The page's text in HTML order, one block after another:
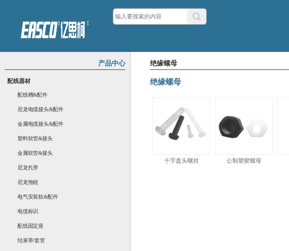
产品中心
配线器材
配线槽&配件
尼龙电缆接头&配件
金属电缆接头&配件
塑料软管&接头
金属软管&接头
尼龙扎带
尼龙拖链
电气安装轨&配件
电缆标识
配线固定座
结束带/套管
绝缘螺母
绝缘螺母
十字盘头螺丝 公制塑胶螺母